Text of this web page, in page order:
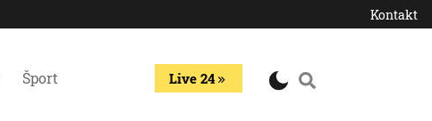
Kontakt
Šport Live 24